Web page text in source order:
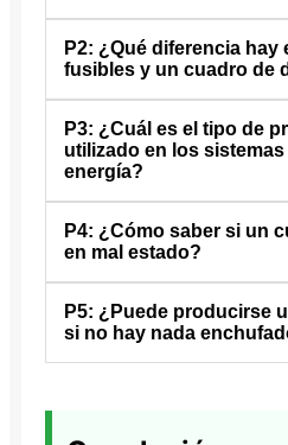
P2: ¿Qué diferencia
fusibles y un cuadro de
A2: Acaja de fusibles
sencilla que contiene
para proteger los
sobrecargas y
sistema más avanzado,
dispositivos de
P3: ¿Cuál es el tipo de
utilizado en los
energía?
A3: Los dispositivos de
termomagnéticos, los
moldeada (MCCB), los
P4: ¿Cómo saber si un
en mal estado?
A4: Si nota que los
de corriente están
P5: ¿Puede producirse
si no hay nada